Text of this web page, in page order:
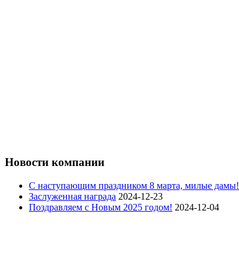
Новости компании
C наступающим праздником 8 марта, милые дамы!
Заслуженная награда 2024-12-23
Поздравляем с Новым 2025 годом! 2024-12-04